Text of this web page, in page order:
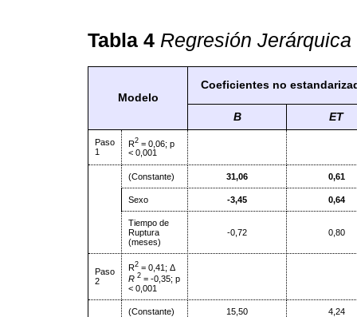
Tabla 4 Regresión Jerárquica
Modelo
Coeficientes no
B ET
Paso
1
R2 = 0,06; p
< 0,001
(Constante) 31,06 0,61
Sexo -3,45 0,64
Tiempo de
Ruptura
(meses)
-0,72 0,80
Paso
2
R2 = 0,41; Δ
R 2 = -0,35; p
< 0,001
(Constante) 15,50 4,24